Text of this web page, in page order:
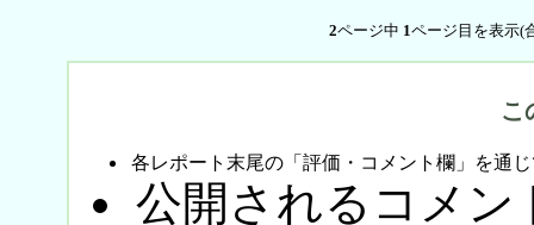
2ページ中 1ページ目を表示(
こ
各レポート末尾の「評価・コメント欄」を通
公開されるコメン